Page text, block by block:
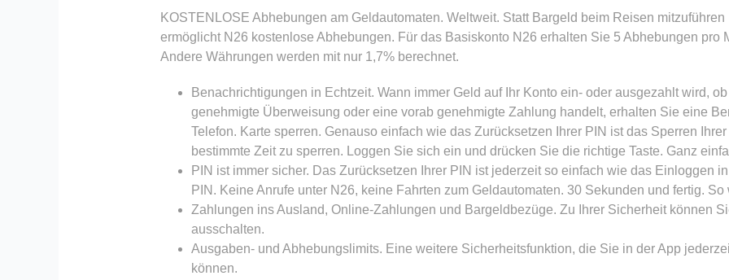
KOSTENLOSE Abhebungen am Geldautomaten. Weltweit. Statt Bargeld beim Reisen
ermöglicht N26 kostenlose Abhebungen. Für das Basiskonto N26 erhalten Sie 5 Abhebungen pro
Andere Währungen werden mit nur 1,7% berechnet.
Benachrichtigungen in Echtzeit. Wann immer Geld auf Ihr Konto ein- oder ausgezahlt wird,
genehmigte Überweisung oder eine vorab genehmigte Zahlung handelt, erhalten Sie eine
Telefon. Karte sperren. Genauso einfach wie das Zurücksetzen Ihrer PIN ist das Sperren
bestimmte Zeit zu sperren. Loggen Sie sich ein und drücken Sie die richtige Taste. Ganz
PIN ist immer sicher. Das Zurücksetzen Ihrer PIN ist jederzeit so einfach wie das Einloggen
PIN. Keine Anrufe unter N26, keine Fahrten zum Geldautomaten. 30 Sekunden und fertig.
Zahlungen ins Ausland, Online-Zahlungen und Bargeldbezüge. Zu Ihrer Sicherheit können
ausschalten.
Ausgaben- und Abhebungslimits. Eine weitere Sicherheitsfunktion, die Sie in der App
können.